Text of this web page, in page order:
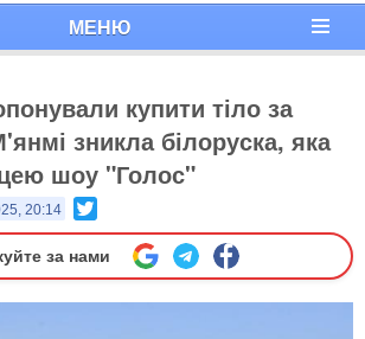
МЕНЮ
купити тіло за
зникла білоруска, яка
шоу "Голос"
20:14
за нами